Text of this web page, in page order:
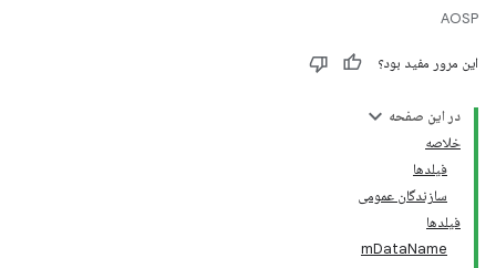
AOSP
این مرور مفید بود؟
در این صفحه
خلاصه
فیلدها
سازندگان عمومی
فیلدها
mDataName